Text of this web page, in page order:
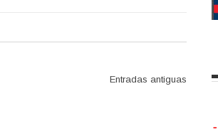
Entradas antiguas